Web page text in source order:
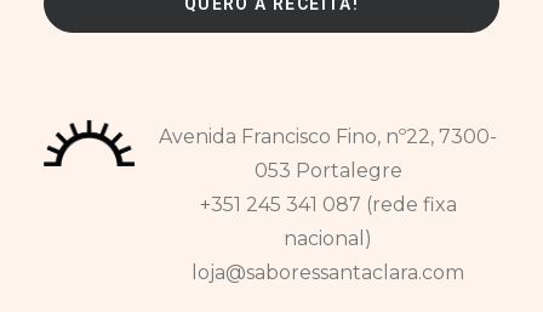
Avenida Francisco Fino, nº22, 7300-
053 Portalegre
+351 245 341 087 (rede fixa
nacional)
loja@saboressantaclara.com